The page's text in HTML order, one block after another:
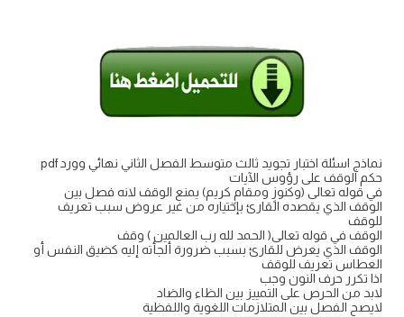
نماذج اسئلة اختبار تجويد ثالث متوسط الفصل الثاني نهائي وورد pdf
حكم الوقف على رؤوس الآيات
في قوله تعالى (وكنوزٍ ومقامٍ كريم) يمنع الوقف لانه فصل بين
الوقف الذي يقصده القارئ بإختياره من غير عروض سبب تعريف
للوقف
الوقف في قوله تعالى( الحمد لله رب العالمين ) وقف
الوقف الذي يعرض للقارئ بسبب ضرورة ألجأته إليه كضيق النفس أو
العطاس تعريف للوقف
اذا تكرر حرف النون وجب
لابد من الحرص على التمييز بين الظاء والضاد
لايصح الفصل بين المتلازمات اللغوية واللفظية